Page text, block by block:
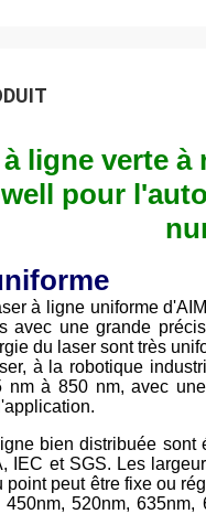
ligne verte
pour
à ligne uniforme
avec une grande
du laser sont très
à la robotique
à 850 nm, avec
bien distribuée
IEC et SGS. Les
point peut être fixe ou
450nm, 520nm,